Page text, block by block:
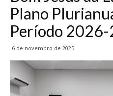
Plano
Período
6 de novembro de 2025